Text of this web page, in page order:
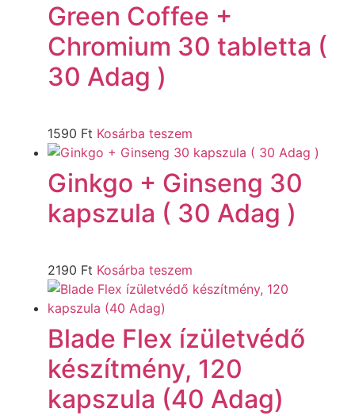
Green Coffee +
Chromium 30 tabletta (
30 Adag )
1590 Ft Kosárba teszem
Ginkgo + Ginseng 30
kapszula ( 30 Adag )
2190 Ft Kosárba teszem
Blade Flex ízületvédő
készítmény, 120
kapszula (40 Adag)